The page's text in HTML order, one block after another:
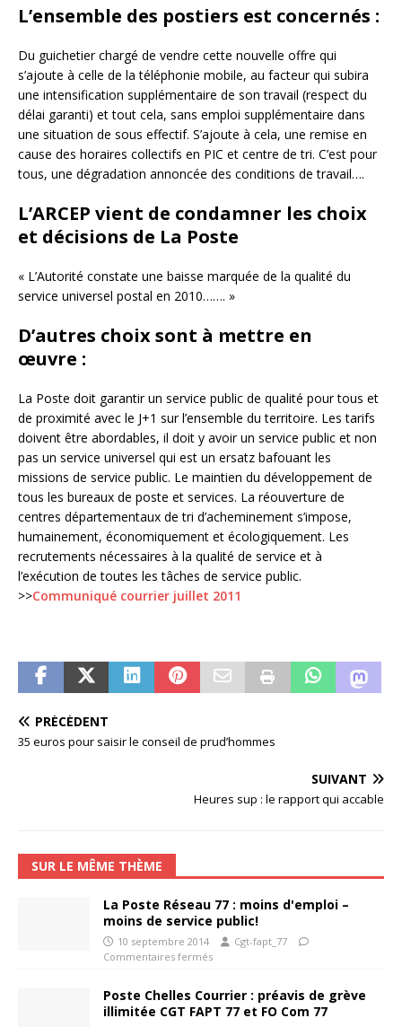
L’ensemble des postiers est concernés :
Du guichetier chargé de vendre cette nouvelle offre qui
s’ajoute à celle de la téléphonie mobile, au facteur qui subira
une intensification supplémentaire de son travail (respect du
délai garanti) et tout cela, sans emploi supplémentaire dans
une situation de sous effectif. S’ajoute à cela, une remise en
cause des horaires collectifs en PIC et centre de tri. C’est pour
tous, une dégradation annoncée des conditions de travail….
L’ARCEP vient de condamner les choix
et décisions de La Poste
« L’Autorité constate une baisse marquée de la qualité du
service universel postal en 2010……. »
D’autres choix sont à mettre en
œuvre :
La Poste doit garantir un service public de qualité pour tous et
de proximité avec le J+1 sur l’ensemble du territoire. Les tarifs
doivent être abordables, il doit y avoir un service public et non
pas un service universel qui est un ersatz bafouant les
missions de service public. Le maintien du développement de
tous les bureaux de poste et services. La réouverture de
centres départementaux de tri d’acheminement s’impose,
humainement, économiquement et écologiquement. Les
recrutements nécessaires à la qualité de service et à
l’exécution de toutes les tâches de service public.
>>Communiqué courrier juillet 2011
PRÉCÉDENT
35 euros pour saisir le conseil de prud’hommes
SUIVANT
Heures sup : le rapport qui accable
SUR LE MÊME THÈME
La Poste Réseau 77 : moins d'emploi –
moins de service public!
10 septembre 2014
Cgt-fapt_77
Commentaires fermés
Poste Chelles Courrier : préavis de grève
illimitée CGT FAPT 77 et FO Com 77